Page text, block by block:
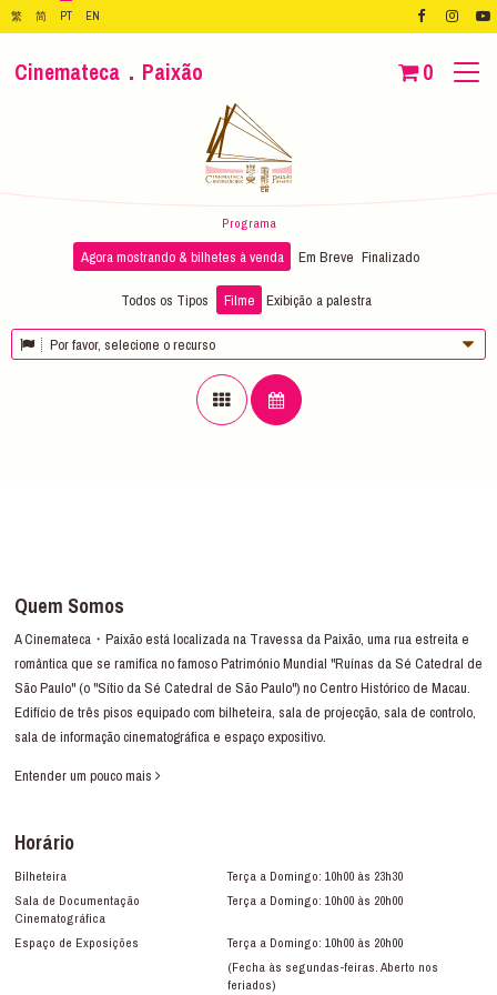
繁 简 PT EN
Cinemateca．Paixão 0
Programa
Agora mostrando & bilhetes à venda Em Breve Finalizado
Todos os Tipos Filme Exibição a palestra
Por favor, selecione o recurso
Quem Somos
A Cinemateca・Paixão está localizada na Travessa da Paixão, uma rua estreita e
romântica que se ramifica no famoso Património Mundial "Ruínas da Sé Catedral de
São Paulo" (o "Sítio da Sé Catedral de São Paulo") no Centro Histórico de Macau.
Edifício de três pisos equipado com bilheteira, sala de projecção, sala de controlo,
sala de informação cinematográfica e espaço expositivo.
Entender um pouco mais
Horário
Bilheteira
Terça a Domingo: 10h00 às 23h30
Sala de Documentação
Cinematográfica
Terça a Domingo: 10h00 às 20h00
Espaço de Exposições
Terça a Domingo: 10h00 às 20h00
(Fecha às segundas-feiras. Aberto nos
feriados)